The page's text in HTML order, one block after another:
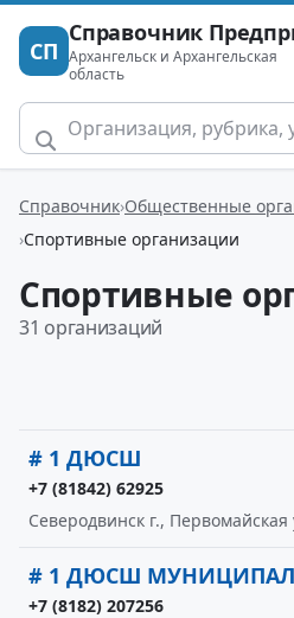
СП
Справочник
Архангельск и Архангельская
область
Справочник Общественные
Спортивные организации
Спортивные
31 организаций
# 1 ДЮСШ
+7 (81842) 62925
Северодвинск г., Первомайская
# 1 ДЮСШ
+7 (8182) 207256